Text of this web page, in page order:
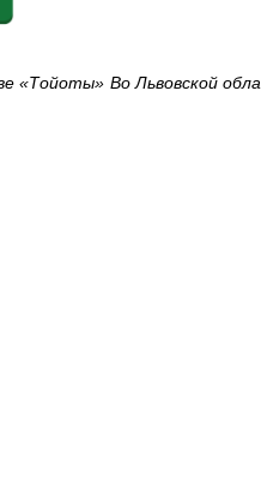
«Тойоты» Во Львовской